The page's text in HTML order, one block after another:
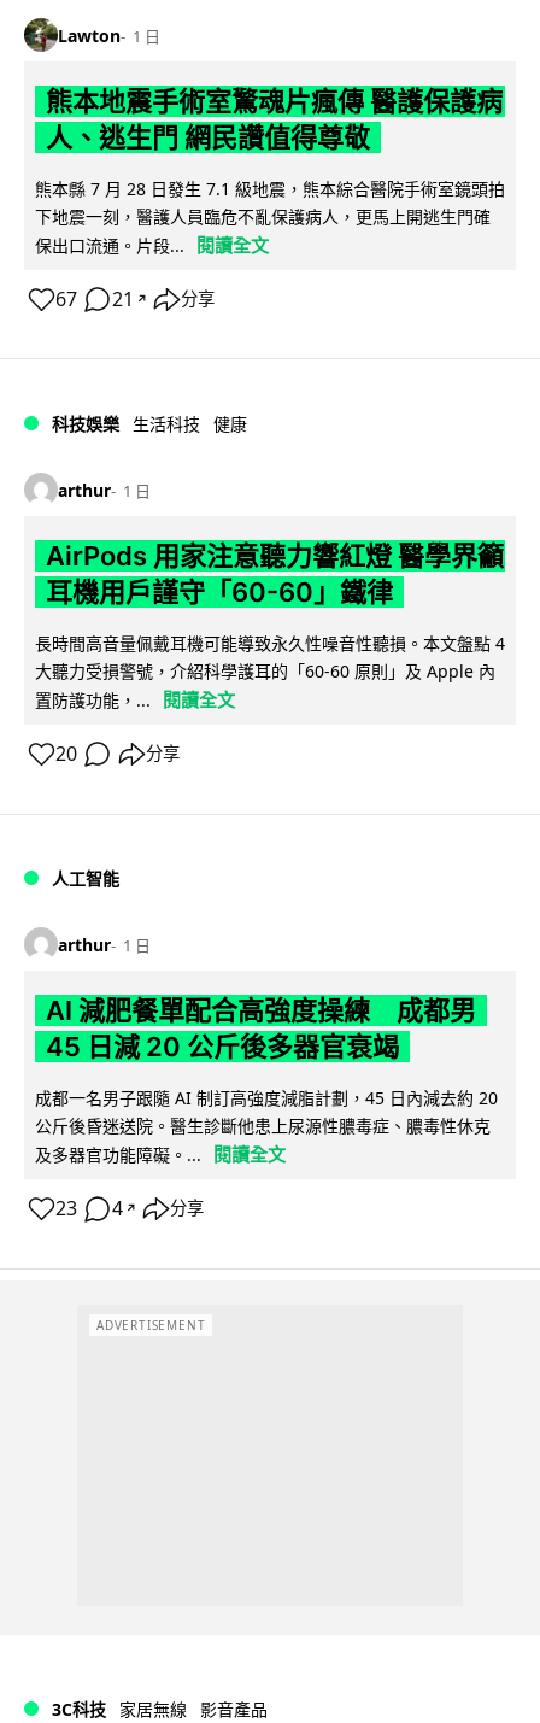
Lawton 1 日
熊本地震手術室驚魂片瘋傳 醫護保護病
人、逃生門 網民讚值得尊敬
熊本縣 7 月 28 日發生 7.1 級地震，熊本綜合醫院手術室鏡頭拍
下地震一刻，醫護人員臨危不亂保護病人，更馬上開逃生門確
保出口流通。片段...
閱讀全文
67 21 ↗ 分享
科技娛樂 生活科技 健康
arthur 1 日
AirPods 用家注意聽力響紅燈 醫學界籲
耳機用戶謹守「60-60」鐵律
長時間高音量佩戴耳機可能導致永久性噪音性聽損。本文盤點 4
大聽力受損警號，介紹科學護耳的「60-60 原則」及 Apple 內
置防護功能，...
閱讀全文
20 分享
人工智能
arthur 1 日
AI 減肥餐單配合高強度操練 成都男
45 日減 20 公斤後多器官衰竭
成都一名男子跟隨 AI 制訂高強度減脂計劃，45 日內減去約 20
公斤後昏迷送院。醫生診斷他患上尿源性膿毒症、膿毒性休克
及多器官功能障礙。...
閱讀全文
23 4 ↗ 分享
ADVERTISEMENT
3C科技 家居無線 影音產品